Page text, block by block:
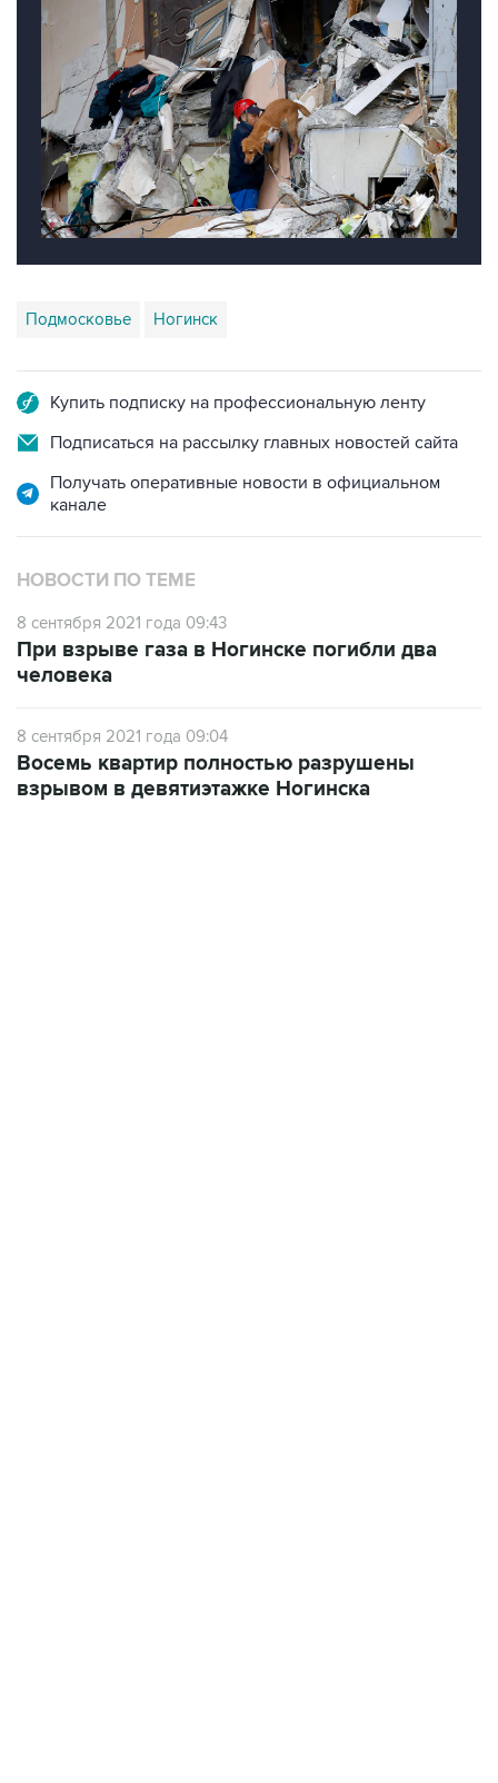
Подмосковье Ногинск
Купить подписку на профессиональную ленту
Подписаться на рассылку главных новостей сайта
Получать оперативные новости в официальном
канале
НОВОСТИ ПО ТЕМЕ
8 сентября 2021 года 09:43
При взрыве газа в Ногинске погибли два
человека
8 сентября 2021 года 09:04
Восемь квартир полностью разрушены
взрывом в девятиэтажке Ногинска